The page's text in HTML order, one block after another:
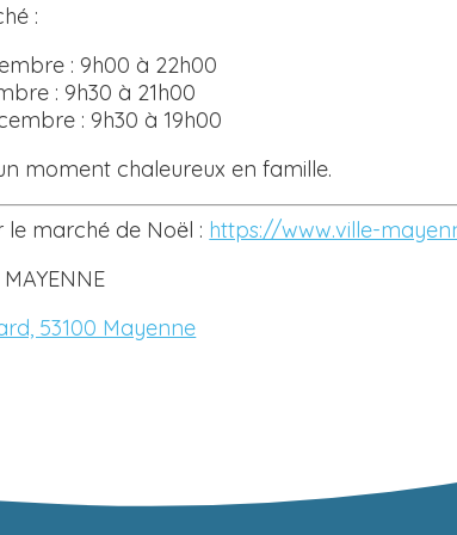
:
: 9h00 à 22h00
: 9h30 à 21h00
: 9h30 à 19h00
moment chaleureux en famille.
le marché de Noël : https://www.ville-
53100 Mayenne